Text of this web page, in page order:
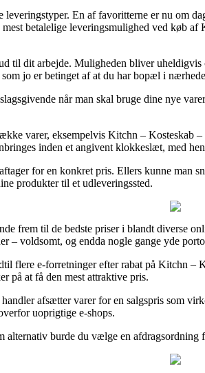
En af favoritterne er nu om
mest betalelige leveringsmulighed ved
til dit arbejde. Muligheden bliver
jo er betinget af at du har bopæl i
når man skal bruge dine nye
varer, eksempelvis Kitchn –
inden et angivent klokkeslæt, med
for en konkret pris. Ellers kunne man
produkter til et udleveringssted.
frem til de bedste priser i blandt diverse
– voldsomt, og endda nogle gange yde
flere e-forretninger efter rabat på Kitchn
på at få den mest attraktive pris.
afsætter varer for en salgspris som
uoprigtige e-shops.
burde du vælge en